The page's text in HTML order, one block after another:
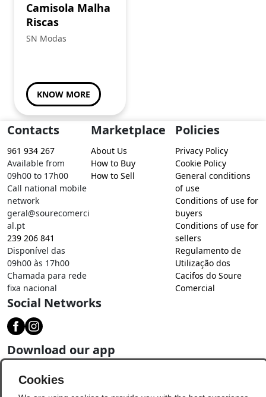
Camisola Malha
Riscas
SN Modas
KNOW MORE
Contacts
961 934 267
Available from
09h00 to 17h00
Call national mobile
network
geral@sourecomerci
al.pt
239 206 841
Disponível das
09h00 às 17h00
Chamada para rede
fixa nacional
Marketplace
About Us
How to Buy
How to Sell
Policies
Privacy Policy
Cookie Policy
General conditions
of use
Conditions of use for
buyers
Conditions of use for
sellers
Regulamento de
Utilização dos
Cacifos do Soure
Comercial
Social Networks
Download our app
Cookies